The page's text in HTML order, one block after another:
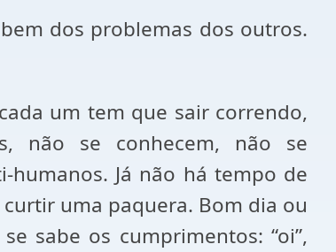
dos problemas dos outros.
um tem que sair correndo,
não se conhecem, não se
Já não há tempo de
uma paquera. Bom dia ou
sabe os cumprimentos: “oi”,